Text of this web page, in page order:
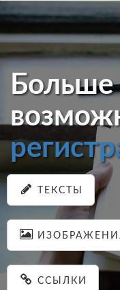
Больше
ТЕКСТЫ
ССЫЛКИ